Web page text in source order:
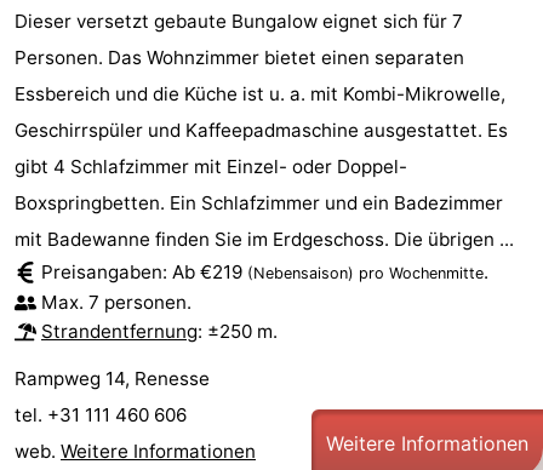
Dieser versetzt gebaute Bungalow eignet sich für 7
Personen. Das Wohnzimmer bietet einen separaten
Essbereich und die Küche ist u. a. mit Kombi-Mikrowelle,
Geschirrspüler und Kaffeepadmaschine ausgestattet. Es
gibt 4 Schlafzimmer mit Einzel- oder Doppel-
Boxspringbetten. Ein Schlafzimmer und ein Badezimmer
mit Badewanne finden Sie im Erdgeschoss. Die übrigen ...
Preisangaben: Ab €219 (Nebensaison) pro Wochenmitte.
Max. 7 personen.
Strandentfernung: ±250 m.
Rampweg 14, Renesse
tel. +31 111 460 606
web. Weitere Informationen Weitere Informationen